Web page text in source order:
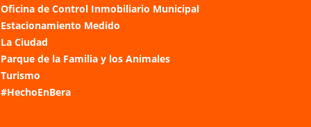
Oficina de Control Inmobiliario Municipal
Estacionamiento Medido
La Ciudad
Parque de la Familia y los Animales
Turismo
#HechoEnBera